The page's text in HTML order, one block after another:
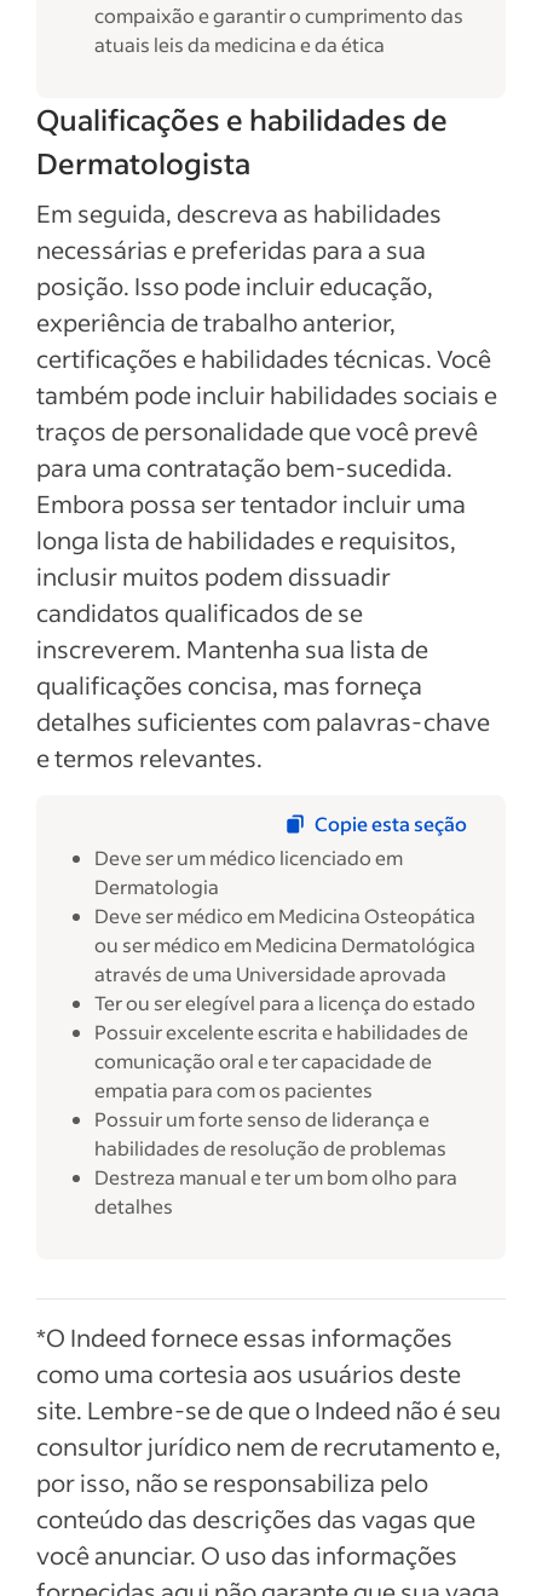
compaixão e garantir o cumprimento das
atuais leis da medicina e da ética
Qualificações e habilidades de
Dermatologista
Em seguida, descreva as habilidades
necessárias e preferidas para a sua
posição. Isso pode incluir educação,
experiência de trabalho anterior,
certificações e habilidades técnicas. Você
também pode incluir habilidades sociais e
traços de personalidade que você prevê
para uma contratação bem-sucedida.
Embora possa ser tentador incluir uma
longa lista de habilidades e requisitos,
inclusir muitos podem dissuadir
candidatos qualificados de se
inscreverem. Mantenha sua lista de
qualificações concisa, mas forneça
detalhes suficientes com palavras-chave
e termos relevantes.
Copie esta seção
Deve ser um médico licenciado em
Dermatologia
Deve ser médico em Medicina Osteopática
ou ser médico em Medicina Dermatológica
através de uma Universidade aprovada
Ter ou ser elegível para a licença do estado
Possuir excelente escrita e habilidades de
comunicação oral e ter capacidade de
empatia para com os pacientes
Possuir um forte senso de liderança e
habilidades de resolução de problemas
Destreza manual e ter um bom olho para
detalhes
*O Indeed fornece essas informações
como uma cortesia aos usuários deste
site. Lembre-se de que o Indeed não é seu
consultor jurídico nem de recrutamento e,
por isso, não se responsabiliza pelo
conteúdo das descrições das vagas que
você anunciar. O uso das informações